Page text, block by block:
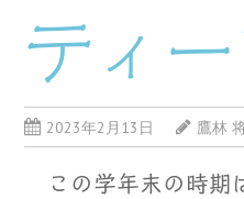
ティ
2023年2月13日 鷹林
この学年末の時期